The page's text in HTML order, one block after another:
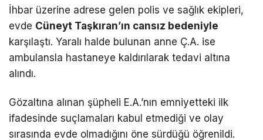
İhbar üzerine adrese gelen polis ve sağlık ekipleri,
evde Cüneyt Taşkıran’ın cansız bedeniyle
karşılaştı. Yaralı halde bulunan anne Ç.A. ise
ambulansla hastaneye kaldırılarak tedavi altına
alındı.
Gözaltına alınan şüpheli E.A.’nın emniyetteki ilk
ifadesinde suçlamaları kabul etmediği ve olay
sırasında evde olmadığını öne sürdüğü öğrenildi.